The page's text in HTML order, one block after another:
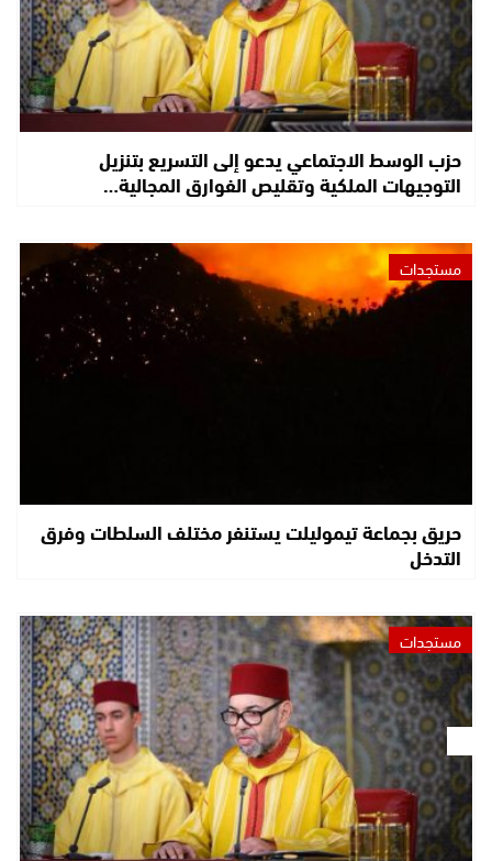
حزب الوسط الاجتماعي يدعو إلى التسريع بتنزيل
التوجيهات الملكية وتقليص الفوارق المجالية…
مستجدات
حريق بجماعة تيموليلت يستنفر مختلف السلطات وفرق
التدخل
مستجدات